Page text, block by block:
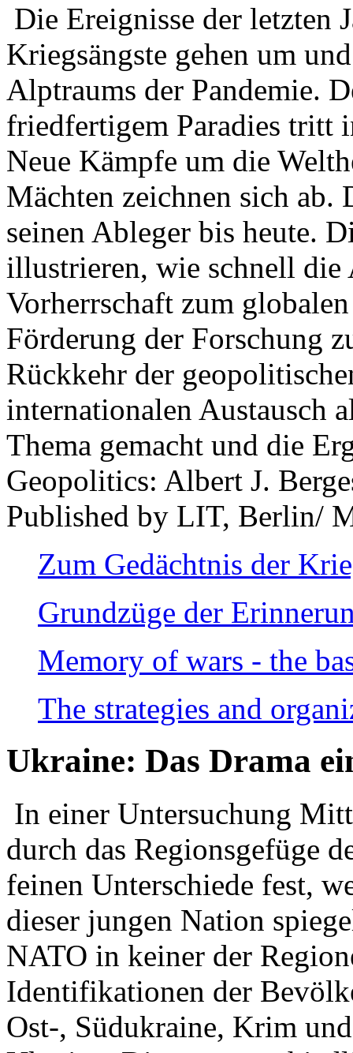
Die Ereignisse der letzten
Kriegsängste gehen um
Alptraums der Pandemie.
friedfertigem Paradies tritt
Neue Kämpfe um die
Mächten zeichnen sich
seinen Ableger bis heute.
illustrieren, wie schnell die
Vorherrschaft zum
Förderung der Forschung
Rückkehr der
internationalen Austausch
Thema gemacht und die
Geopolitics: Albert J.
Published by LIT, Berlin/
Zum Gedächtnis der
Grundzüge der
Memory of wars - the
The strategies and
Ukraine: Das Drama
In einer Untersuchung
durch das Regionsgefüge
feinen Unterschiede fest,
dieser jungen Nation
NATO in keiner der
Identifikationen der
Ost-, Südukraine, Krim